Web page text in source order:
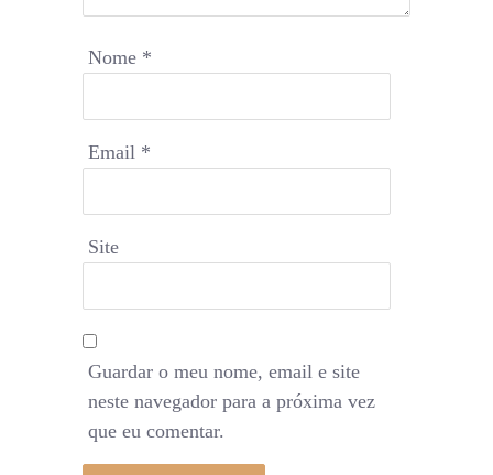
Nome *
Email *
Site
Guardar o meu nome, email e site
neste navegador para a próxima vez
que eu comentar.